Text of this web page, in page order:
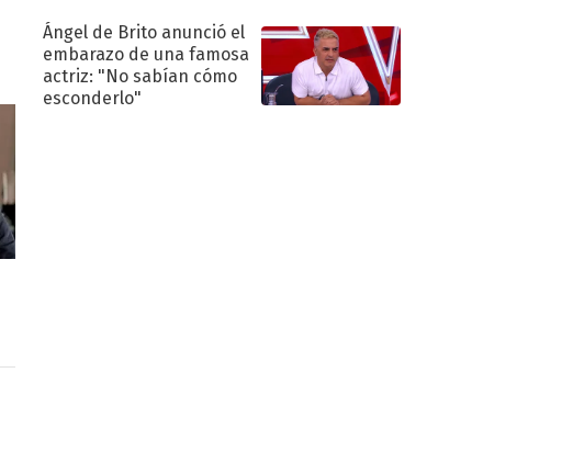
Ángel de Brito anunció el
embarazo de una famosa
actriz: "No sabían cómo
esconderlo"